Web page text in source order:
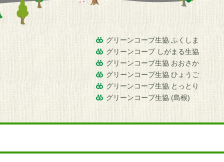
グリーンコープ生協 ふくしま
グリーンコープ しがまる生協
グリーンコープ生協 おおさか
グリーンコープ生協 ひょうご
グリーンコープ生協 とっとり
グリーンコープ生協 (島根)